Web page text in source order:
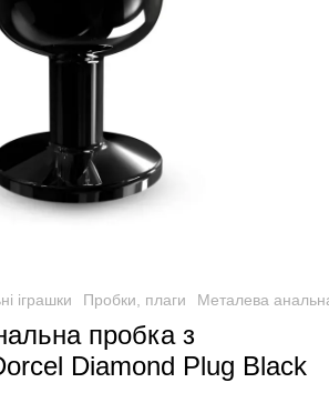
іграшки Пробки, плаги Металева
пробка з
Diamond Plug Black